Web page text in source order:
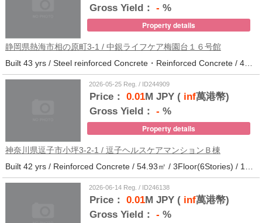
Gross Yield： - %
Property details
静岡県熱海市相の原町3-1 / 中銀ライフケア梅園台１６号館
Built 43 yrs / Steel reinforced Concrete・Reinforced Concrete / 44.37㎡ / 5Floor(14Stories) / 294Units / Distance from the station.25
2026-05-25 Reg. / ID244909
Price： 0.01M JPY (inf萬港幣)
Gross Yield： - %
Property details
神奈川県逗子市小坪3-2-1 / 逗子ヘルスケアマンションＢ棟
2026-06-14 Reg. / ID246138
Price： 0.01M JPY (inf萬港幣)
Gross Yield： - %